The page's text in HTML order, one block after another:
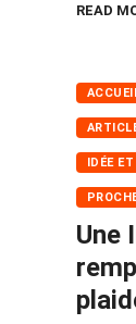
READ
IDÉE
Une